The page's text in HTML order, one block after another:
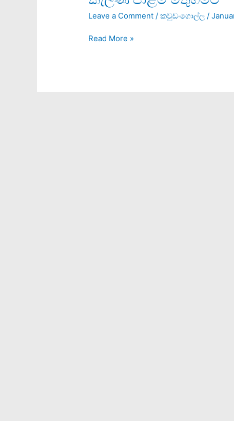
Leave a Comment /කවුඩංගොල්ල /
පාළම
මතුගමට
Read More »